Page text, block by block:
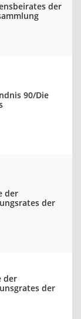
der
90/Die
der
der
der
der